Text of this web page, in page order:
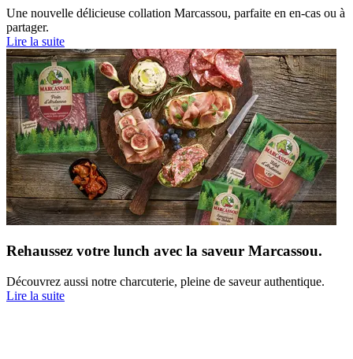
Une nouvelle délicieuse collation Marcassou, parfaite en en‑cas ou à
partager.
Lire la suite
Rehaussez votre lunch avec la saveur Marcassou.
Découvrez aussi notre charcuterie, pleine de saveur authentique.
Lire la suite